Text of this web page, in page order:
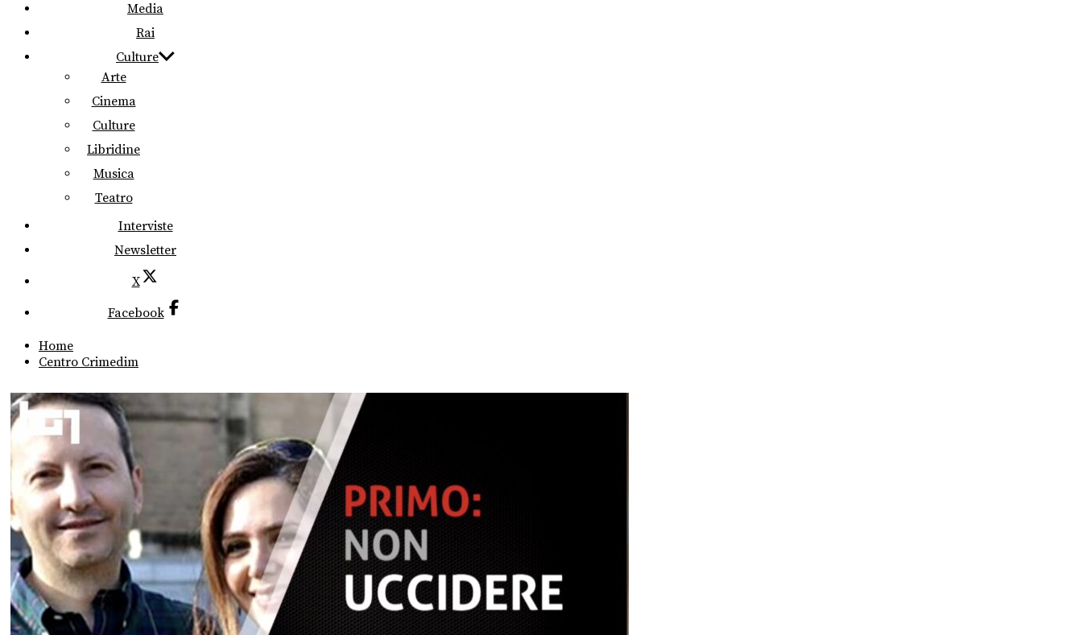
Media
Rai
Culture
Arte
Cinema
Culture
Libridine
Musica
Teatro
Interviste
Newsletter
X
Facebook
Home
Centro Crimedim